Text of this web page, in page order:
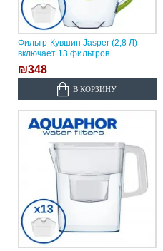
Фильтр-Кувшин Jasper (2,8 Л) -
включает 13 фильтров
₪348
В КОРЗИНУ